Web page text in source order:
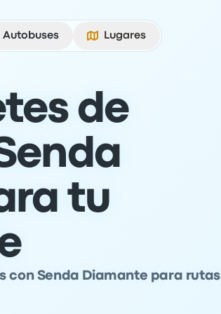
Autobuses
Lugares
de
tu
con Senda Diamante para rutas